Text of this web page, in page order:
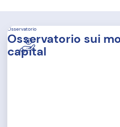
Osservatorio
Osservatorio sui
capital